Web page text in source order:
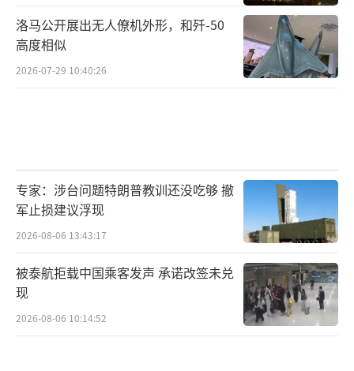
洛马公开展出无人僚机外形，和歼-50
高度相似
2026-07-29 10:40:26
专家：涉台问题特朗普教训还没吃够 撤
军止损建议浮现
2026-08-06 13:43:17
被泰航拒载中国乘客发声 承诺改签未兑
现
2026-08-06 10:14:52